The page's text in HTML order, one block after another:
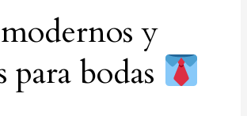
y
para bodas